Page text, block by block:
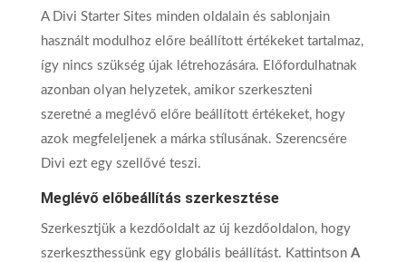
A Divi Starter Sites minden oldalain és sablonjain
használt modulhoz előre beállított értékeket tartalmaz,
így nincs szükség újak létrehozására. Előfordulhatnak
azonban olyan helyzetek, amikor szerkeszteni
szeretné a meglévő előre beállított értékeket, hogy
azok megfeleljenek a márka stílusának. Szerencsére
Divi ezt egy szellővé teszi.
Meglévő előbeállítás szerkesztése
Szerkesztjük a kezdőoldalt az új kezdőoldalon, hogy
szerkeszthessünk egy globális beállítást. Kattintson A